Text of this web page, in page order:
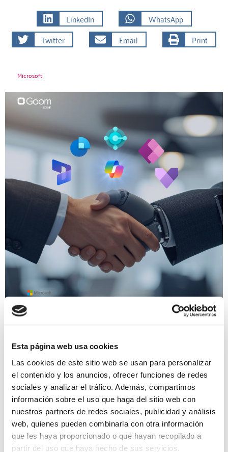
Esta página web usa cookies
Las cookies de este sitio web se usan para personalizar
el contenido y los anuncios, ofrecer funciones de redes
sociales y analizar el tráfico. Además, compartimos
información sobre el uso que haga del sitio web con
nuestros partners de redes sociales, publicidad y análisis
web, quienes pueden combinarla con otra información
que les haya proporcionado o que hayan recopilado a
partir del uso que haya hecho de sus servicios.
LinkedIn
WhatsApp
Twitter
Email Print
Microsoft
Novedades de Microsoft Copilot en
junio de 2026
Durante junio de 2026, Microsoft ha consolidado un
cambio que llevaba meses gestándose: Copilot ha
dejado de ser una capa de asistencia sobre
aplicaciones para convertirse…
16 junio, 2026 4:13 pm · 0